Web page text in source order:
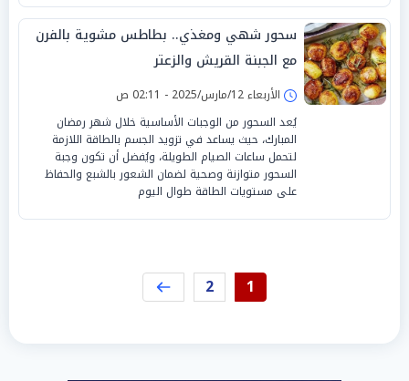
سحور شهي ومغذي.. بطاطس مشوية بالفرن
مع الجبنة القريش والزعتر
الأربعاء 12/مارس/2025 - 02:11 ص
يُعد السحور من الوجبات الأساسية خلال شهر رمضان
المبارك، حيث يساعد في تزويد الجسم بالطاقة اللازمة
لتحمل ساعات الصيام الطويلة، ويُفضل أن تكون وجبة
السحور متوازنة وصحية لضمان الشعور بالشبع والحفاظ
على مستويات الطاقة طوال اليوم
1
2